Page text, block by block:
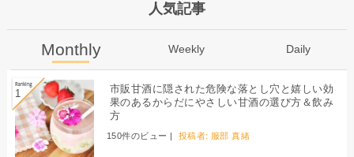
人気記事
Monthly Weekly Daily
市販甘酒に隠された危険な落とし穴と嬉しい効
果のあるからだにやさしい甘酒の選び方＆飲み
方
150件のビュー | 投稿者: 服部 真緒